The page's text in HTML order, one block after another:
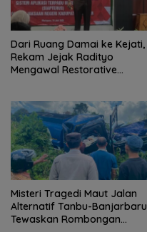
Dari Ruang Damai ke Kejati,
Rekam Jejak Radityo
Mengawal Restorative
Misteri Tragedi Maut Jalan
Alternatif Tanbu-Banjarbaru
Tewaskan Rombongan